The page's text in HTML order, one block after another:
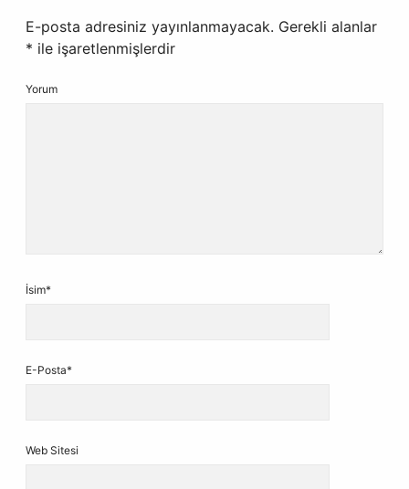
E-posta adresiniz yayınlanmayacak. Gerekli alanlar
* ile işaretlenmişlerdir
Yorum
İsim*
E-Posta*
Web Sitesi